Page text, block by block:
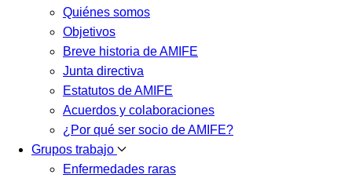
Quiénes somos
Objetivos
Breve historia de AMIFE
Junta directiva
Estatutos de AMIFE
Acuerdos y colaboraciones
¿Por qué ser socio de AMIFE?
Grupos trabajo
Enfermedades raras